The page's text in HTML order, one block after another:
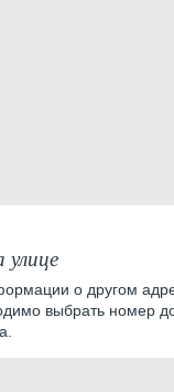
о другом
выбрать номер